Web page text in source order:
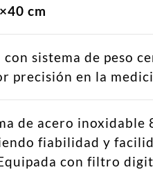
cm
sistema de peso
precisión en la
de acero inoxidable
fiabilidad y
con filtro